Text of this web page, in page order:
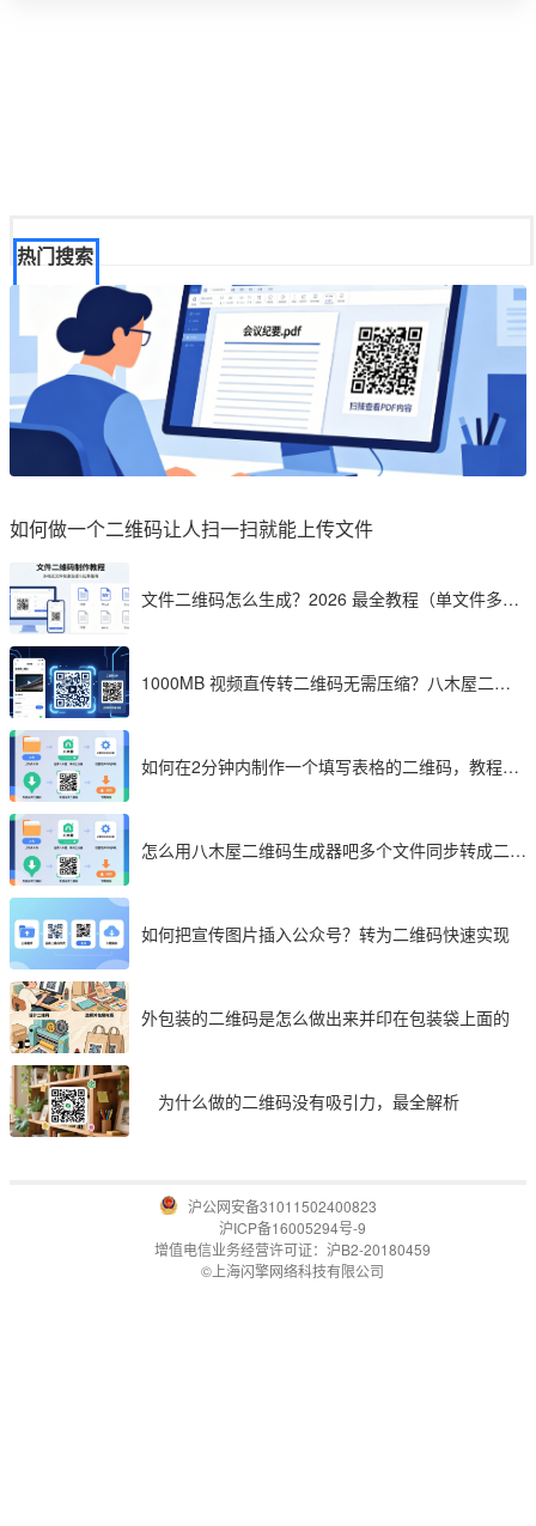
热门搜索
如何做一个二维码让人扫一扫就能上传文件
文件二维码怎么生成？2026 最全教程（单文件多文
1000MB 视频直传转二维码无需压缩？八木屋二维
如何在2分钟内制作一个填写表格的二维码，教程分
怎么用八木屋二维码生成器吧多个文件同步转成二维
如何把宣传图片插入公众号？转为二维码快速实现
外包装的二维码是怎么做出来并印在包装袋上面的
为什么做的二维码没有吸引力，最全解析
沪公网安备31011502400823
沪ICP备16005294号-9
增值电信业务经营许可证：沪B2-20180459
©上海闪擎网络科技有限公司